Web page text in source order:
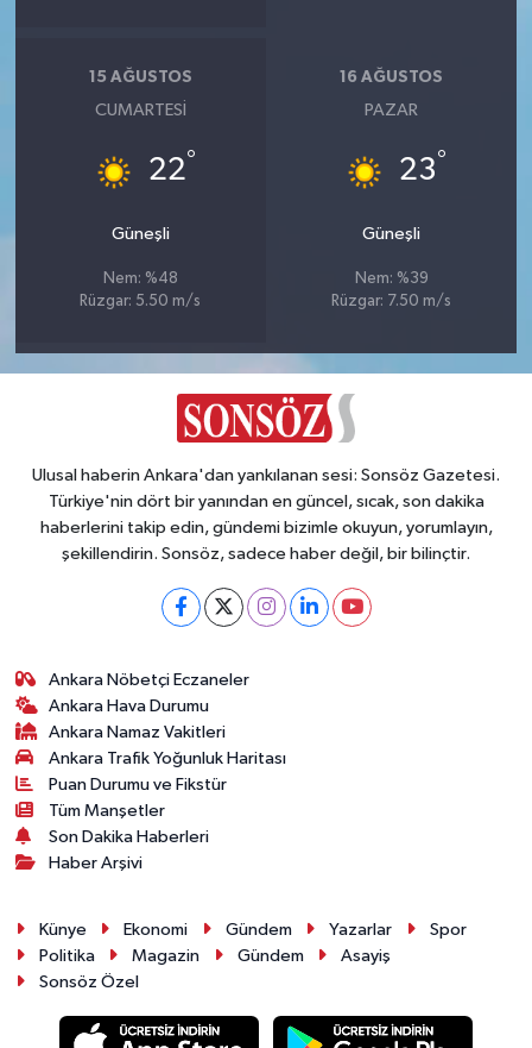
15 AĞUSTOS
CUMARTESI
22°
Güneşli
Nem: %48
Rüzgar: 5.50 m/s
16 AĞUSTOS
PAZAR
23°
Güneşli
Nem: %39
Rüzgar: 7.50 m/s
Ulusal haberin Ankara'dan yankılanan sesi: Sonsöz Gazetesi.
Türkiye'nin dört bir yanından en güncel, sıcak, son dakika
haberlerini takip edin, gündemi bizimle okuyun, yorumlayın,
şekillendirin. Sonsöz, sadece haber değil, bir bilinçtir.
Ankara Nöbetçi Eczaneler
Ankara Hava Durumu
Ankara Namaz Vakitleri
Ankara Trafik Yoğunluk Haritası
Puan Durumu ve Fikstür
Tüm Manşetler
Son Dakika Haberleri
Haber Arşivi
Künye Ekonomi Gündem Yazarlar
Spor
Politika
Magazin Gündem
Asayiş
Sonsöz Özel